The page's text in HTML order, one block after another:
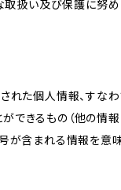
取扱い及び保護に努め
れた個人情報、すな
きるもの（他の情
が含まれる情報を意味